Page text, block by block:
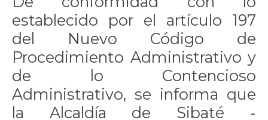
establecido por el artículo 197
del Nuevo Código de
Procedimiento Administrativo y
de lo Contencioso
Administrativo, se informa que
la Alcaldía de Sibaté -